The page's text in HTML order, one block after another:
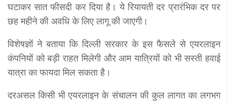
घटाकर सात फीसदी कर दिया है। ये रियायती दर प्रारंभिक दर पर
छह महीने की अवधि के लिए लागू की जाएगी।
विशेषज्ञों ने बताया कि दिल्ली सरकार के इस फैसले से एयरलाइन
कंपनियों को बड़ी राहत मिलेगी और आम यात्रियों को भी सस्ती हवाई
यात्रा का फायदा मिल सकता है।
दरअसल किसी भी एयरलाइन के संचालन की कुल लागत का लगभग